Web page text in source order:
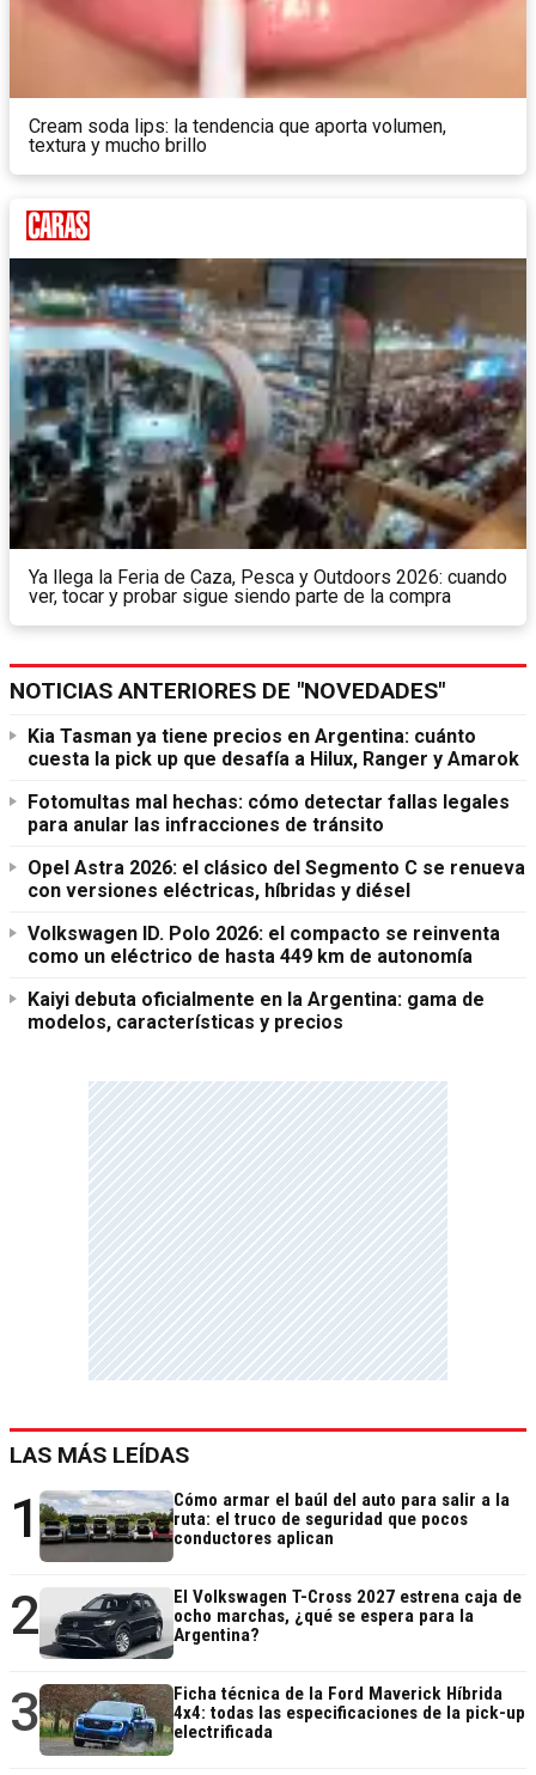
Cream soda lips: la tendencia que aporta volumen,
textura y mucho brillo
Ya llega la Feria de Caza, Pesca y Outdoors 2026: cuando
ver, tocar y probar sigue siendo parte de la compra
NOTICIAS ANTERIORES DE "NOVEDADES"
Kia Tasman ya tiene precios en Argentina: cuánto
cuesta la pick up que desafía a Hilux, Ranger y Amarok
Fotomultas mal hechas: cómo detectar fallas legales
para anular las infracciones de tránsito
Opel Astra 2026: el clásico del Segmento C se renueva
con versiones eléctricas, híbridas y diésel
Volkswagen ID. Polo 2026: el compacto se reinventa
como un eléctrico de hasta 449 km de autonomía
Kaiyi debuta oficialmente en la Argentina: gama de
modelos, características y precios
LAS MÁS LEÍDAS
1
Cómo armar el baúl del auto para salir a la
ruta: el truco de seguridad que pocos
conductores aplican
2
El Volkswagen T-Cross 2027 estrena caja de
ocho marchas, ¿qué se espera para la
Argentina?
3
Ficha técnica de la Ford Maverick Híbrida
4x4: todas las especificaciones de la pick-up
electrificada